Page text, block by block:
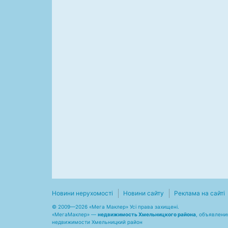
Новини нерухомості Новини сайту Реклама на сайті
© 2009—2026 «Мега Маклер» Усі права захищені.
«МегаМаклер» — недвижимость Хмельницкого района ,
недвижимости Хмельницкий район